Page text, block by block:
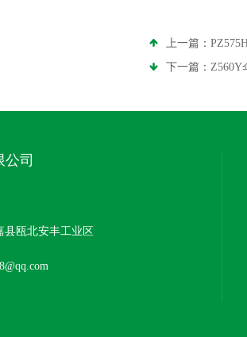
上一篇：
下一篇： Z560Y
司
县瓯北安丰工业区